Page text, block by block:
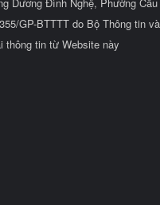
GP-BTTTT do Bộ Thông tin
thông tin từ Website này